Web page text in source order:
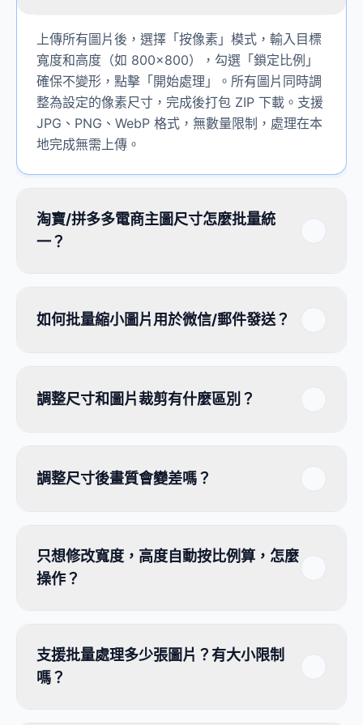
上傳所有圖片後，選擇「按像素」模式，輸入目標
寬度和高度（如 800×800），勾選「鎖定比例」
確保不變形，點擊「開始處理」。所有圖片同時調
整為設定的像素尺寸，完成後打包 ZIP 下載。支援
JPG、PNG、WebP 格式，無數量限制，處理在本
地完成無需上傳。
淘寶/拼多多電商主圖尺寸怎麼批量統
一？
如何批量縮小圖片用於微信/郵件發送？
調整尺寸和圖片裁剪有什麼區別？
調整尺寸後畫質會變差嗎？
只想修改寬度，高度自動按比例算，怎麼
操作？
支援批量處理多少張圖片？有大小限制
嗎？